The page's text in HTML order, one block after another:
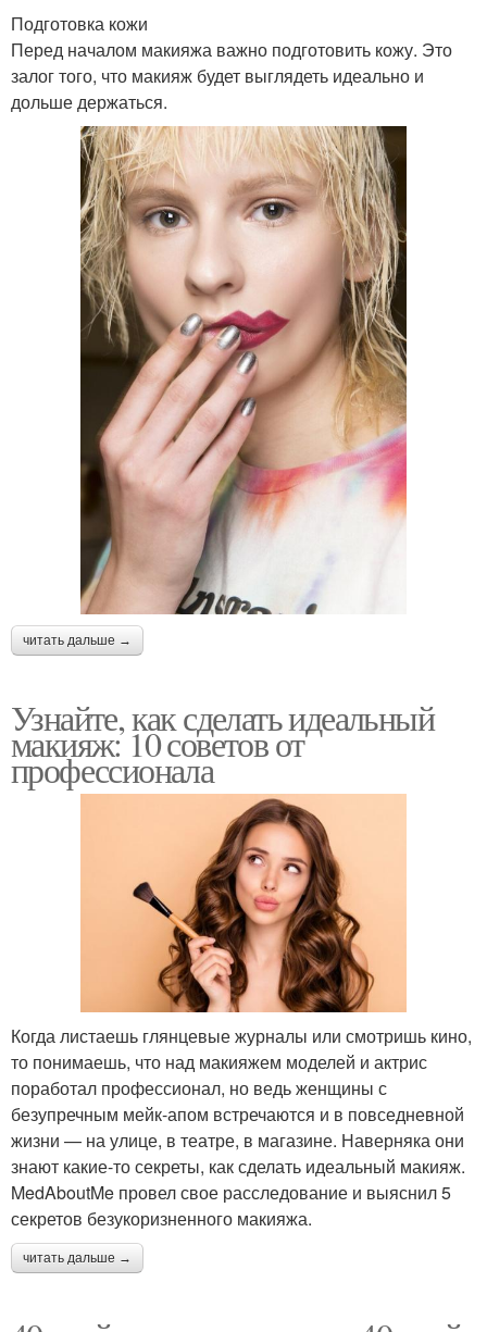
Подготовка кожи
Перед началом макияжа важно подготовить кожу. Это
залог того, что макияж будет выглядеть идеально и
дольше держаться.
читать дальше →
Узнайте, как сделать идеальный
макияж: 10 советов от
профессионала
Когда листаешь глянцевые журналы или смотришь кино,
то понимаешь, что над макияжем моделей и актрис
поработал профессионал, но ведь женщины с
безупречным мейк-апом встречаются и в повседневной
жизни — на улице, в театре, в магазине. Наверняка они
знают какие-то секреты, как сделать идеальный макияж.
MedAboutMe провел свое расследование и выяснил 5
секретов безукоризненного макияжа.
читать дальше →